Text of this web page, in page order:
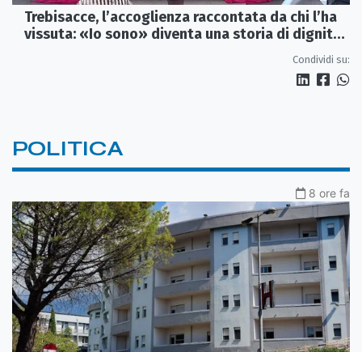
Trebisacce, l’accoglienza raccontata da chi l’ha
vissuta: «Io sono» diventa una storia di dignità
Condividi su:
POLITICA
8 ore fa